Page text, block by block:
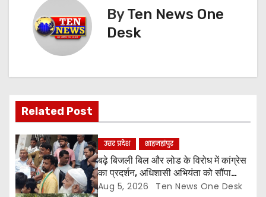
v
g
a
t
ByTen News One
Desk
Related Post
उत्तर प्रदेश शाहजहांपुर
बढ़े बिजली बिल और लोड के विरोध में कांग्रेस
का प्रदर्शन, अधिशासी अभियंता को सौंपा
ज्ञापन
Aug 5, 2026 Ten News One Desk